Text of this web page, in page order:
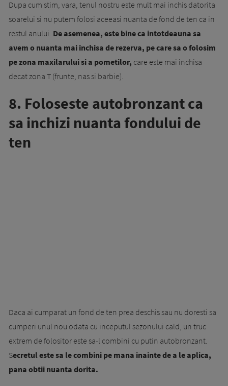
Dupa cum stim, vara, tenul nostru este mult mai inchis datorita
soarelui si nu putem folosi aceeasi nuanta de fond de ten ca in
restul anului. De asemenea, este bine ca intotdeauna sa
avem o nuanta mai inchisa de rezerva, pe care sa o folosim
pe zona maxilarului si a pometilor, care este mai inchisa
decat zona T (frunte, nas si barbie).
8. Foloseste autobronzant ca
sa inchizi nuanta fondului de
ten
Daca ai cumparat un fond de ten prea deschis sau nu doresti sa
cumperi unul nou odata cu inceputul sezonului cald, un truc
extrem de folositor este sa-l combini cu putin autobronzant.
Secretul este sa le combini pe mana inainte de a le aplica,
pana obtii nuanta dorita.